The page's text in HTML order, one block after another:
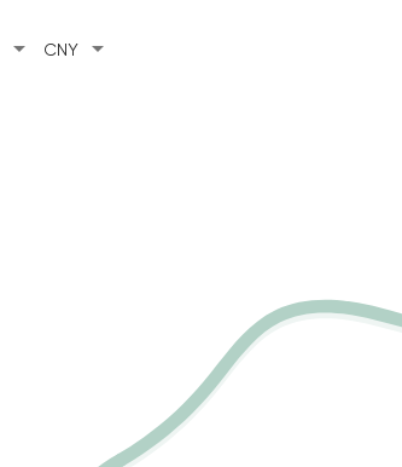
arrow_drop_down CNY arrow_drop_down